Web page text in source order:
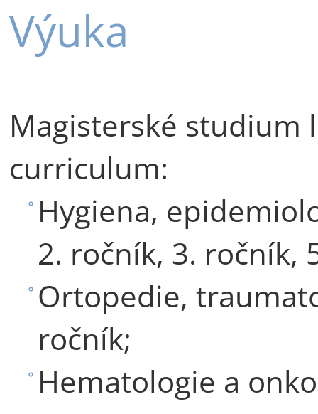
Výuka
Magisterské studium
curriculum:
Hygiena,
2. ročník, 3. ročník,
Ortopedie,
ročník;
Hematologie a